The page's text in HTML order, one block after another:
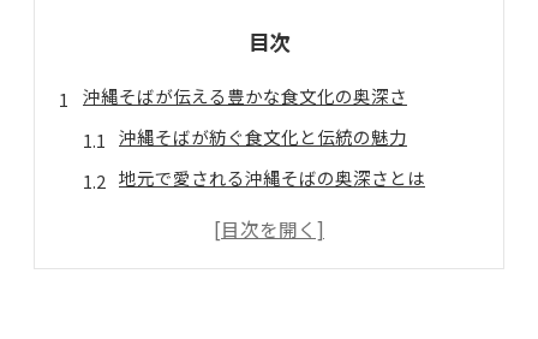
目次
沖縄そばが伝える豊かな食文化の奥深さ
沖縄そばが紡ぐ食文化と伝統の魅力
地元で愛される沖縄そばの奥深さとは
沖縄そばが文化に与える影響を探る